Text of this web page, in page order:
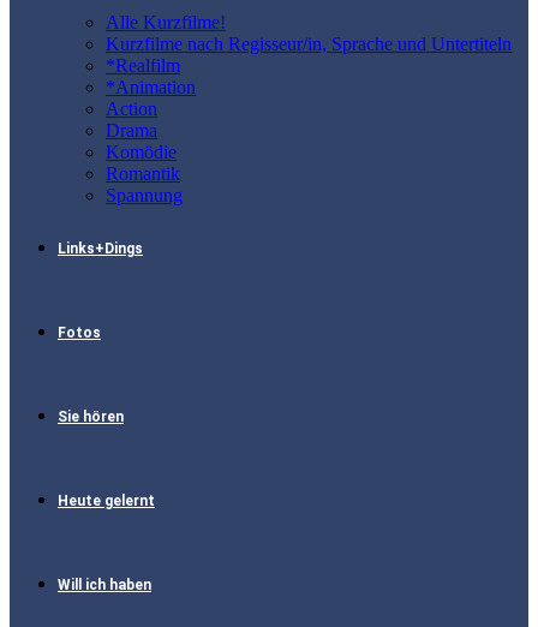
Alle Kurzfilme!
Kurzfilme nach Regisseur/in, Sprache und Untertiteln
*Realfilm
*Animation
Action
Drama
Komödie
Romantik
Spannung
Links+Dings
Fotos
Sie hören
Heute gelernt
Will ich haben